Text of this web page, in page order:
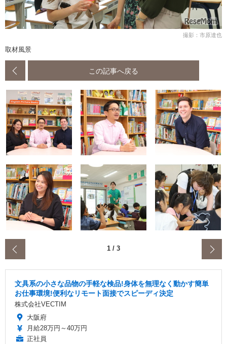
撮影：市原達也
取材風景
この記事へ戻る
1 / 3
文具系の小さな品物の手軽な検品!身体を無理なく動かす簡単
お仕事環境!便利なリモート面接でスピーディ決定
株式会社VECTIM
大阪府
月給28万円～40万円
正社員